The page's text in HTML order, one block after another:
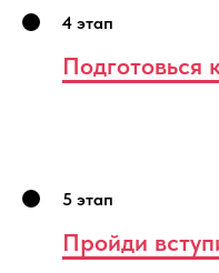
4 этап
Подготовься
5 этап
Пройди